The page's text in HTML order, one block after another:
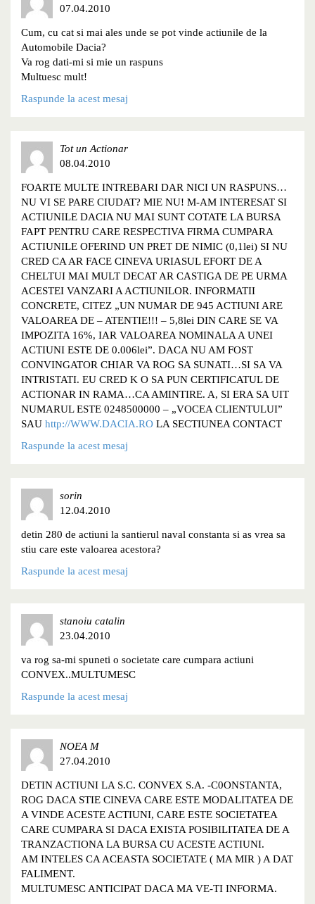
07.04.2010
Cum, cu cat si mai ales unde se pot vinde actiunile de la
Automobile Dacia?
Va rog dati-mi si mie un raspuns
Multuesc mult!
Raspunde la acest mesaj
Tot un Actionar
08.04.2010
FOARTE MULTE INTREBARI DAR NICI UN RASPUNS…
NU VI SE PARE CIUDAT? MIE NU! M-AM INTERESAT SI
ACTIUNILE DACIA NU MAI SUNT COTATE LA BURSA
FAPT PENTRU CARE RESPECTIVA FIRMA CUMPARA
ACTIUNILE OFERIND UN PRET DE NIMIC (0,1lei) SI NU
CRED CA AR FACE CINEVA URIASUL EFORT DE A
CHELTUI MAI MULT DECAT AR CASTIGA DE PE URMA
ACESTEI VANZARI A ACTIUNILOR. INFORMATII
CONCRETE, CITEZ „UN NUMAR DE 945 ACTIUNI ARE
VALOAREA DE – ATENTIE!!! – 5,8lei DIN CARE SE VA
IMPOZITA 16%, IAR VALOAREA NOMINALA A UNEI
ACTIUNI ESTE DE 0.006lei”. DACA NU AM FOST
CONVINGATOR CHIAR VA ROG SA SUNATI…SI SA VA
INTRISTATI. EU CRED K O SA PUN CERTIFICATUL DE
ACTIONAR IN RAMA…CA AMINTIRE. A, SI ERA SA UIT
NUMARUL ESTE 0248500000 – „VOCEA CLIENTULUI”
SAU http://WWW.DACIA.RO LA SECTIUNEA CONTACT
Raspunde la acest mesaj
sorin
12.04.2010
detin 280 de actiuni la santierul naval constanta si as vrea sa
stiu care este valoarea acestora?
Raspunde la acest mesaj
stanoiu catalin
23.04.2010
va rog sa-mi spuneti o societate care cumpara actiuni
CONVEX..MULTUMESC
Raspunde la acest mesaj
NOEA M
27.04.2010
DETIN ACTIUNI LA S.C. CONVEX S.A. -C0ONSTANTA,
ROG DACA STIE CINEVA CARE ESTE MODALITATEA DE
A VINDE ACESTE ACTIUNI, CARE ESTE SOCIETATEA
CARE CUMPARA SI DACA EXISTA POSIBILITATEA DE A
TRANZACTIONA LA BURSA CU ACESTE ACTIUNI.
AM INTELES CA ACEASTA SOCIETATE ( MA MIR ) A DAT
FALIMENT.
MULTUMESC ANTICIPAT DACA MA VE-TI INFORMA.